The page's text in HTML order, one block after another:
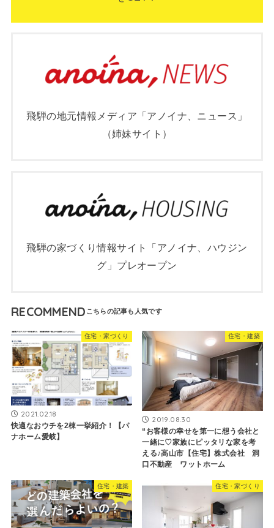
飛騨の地元情報メディア「アノイナ、ニュース」
（姉妹サイト）
飛騨の家づくり情報サイト「アノイナ、ハウジン
グ」プレオープン
RECOMMEND
住宅・家づくり
2021.02.18
快適なおウチを2棟一挙紹介！【パ
ナホーム愛岐】
住宅・建築
2019.08.30
“お客様の幸せを第一に想う会社と
一緒に♡家族にピッタリな家を考
える♪高山市【住宅】株式会社 洞
口不動産 ワットホーム
住宅・建築 住宅・家づくり